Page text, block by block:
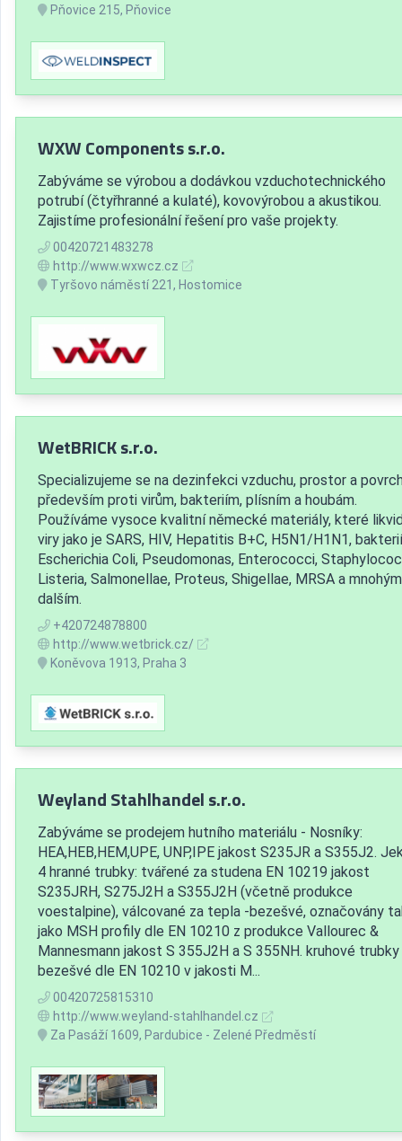
Pňovice 215, Pňovice
WXW Components s.r.o.
Zabýváme se výrobou a dodávkou vzduchotechnického
potrubí (čtyřhranné a kulaté), kovovýrobou a akustikou.
Zajistíme profesionální řešení pro vaše projekty.
00420721483278
http://www.wxwcz.cz
Tyršovo náměstí 221, Hostomice
WetBRICK s.r.o.
Specializujeme se na dezinfekci vzduchu, prostor a
především proti virům, bakteriím, plísním a houbám.
Používáme vysoce kvalitní německé materiály, které
viry jako je SARS, HIV, Hepatitis B+C, H5N1/H1N1,
Escherichia Coli, Pseudomonas, Enterococci,
Listeria, Salmonellae, Proteus, Shigellae, MRSA a mnohým
dalším.
+420724878800
http://www.wetbrick.cz/
Koněvova 1913, Praha 3
Weyland Stahlhandel s.r.o.
Zabýváme se prodejem hutního materiálu - Nosníky:
HEA,HEB,HEM,UPE, UNP,IPE jakost S235JR a S355J2.
4 hranné trubky: tvářené za studena EN 10219 jakost
S235JRH, S275J2H a S355J2H (včetně produkce
voestalpine), válcované za tepla -bezešvé, označovány
jako MSH profily dle EN 10210 z produkce Vallourec &
Mannesmann jakost S 355J2H a S 355NH. kruhové trubky
bezešvé dle EN 10210 v jakosti M...
00420725815310
http://www.weyland-stahlhandel.cz
Za Pasáží 1609, Pardubice - Zelené Předměstí